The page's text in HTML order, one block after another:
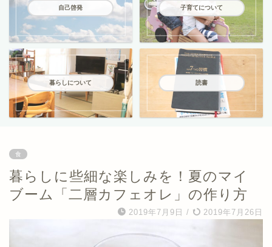
自己啓発 子育てについて
暮らしについて 読書
食
暮らしに些細な楽しみを！夏のマイ
ブーム「二層カフェオレ」の作り方
2019年7月9日 / 2019年7月26日